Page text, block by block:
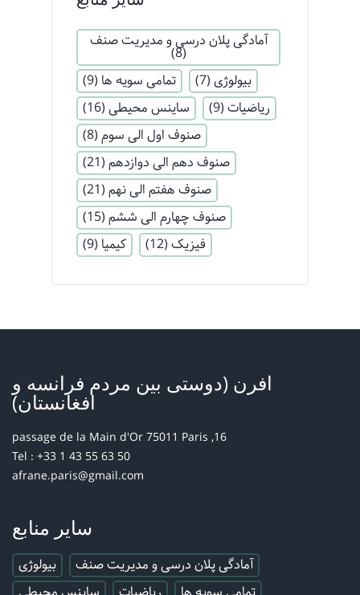
آمادگی پلان درسی و مدیریت صنف
(8)
بیولوژی (7) تمامی سویه ها (9)
ریاضیات (9) ساینس محیطی (16)
صنوف اول الی سوم (8)
صنوف دهم الی دوازدهم (21)
صنوف هفتم الی نهم (21)
صنوف چهارم الی ششم (15)
فیزیک (12) کیمیا (9)
افرن (دوستی بین مردم فرانسه و
افغانستان)
16, passage de la Main d'Or 75011 Paris
Tel : +33 1 43 55 63 50
afrane.paris@gmail.com
سایر منابع
آمادگی پلان درسی و مدیریت صنف
بیولوژی